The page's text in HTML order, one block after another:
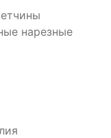
нарезные